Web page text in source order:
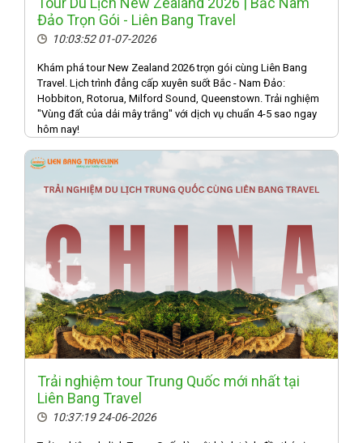
Đảo Trọn Gói - Liên Bang Travel
10:03:52 01-07-2026
Khám phá tour New Zealand 2026 trọn gói cùng Liên Bang
Travel. Lịch trình đẳng cấp xuyên suốt Bắc - Nam Đảo:
Hobbiton, Rotorua, Milford Sound, Queenstown. Trải nghiệm
"Vùng đất của dải mây trắng" với dịch vụ chuẩn 4-5 sao ngay
hôm nay!
Trải nghiệm tour Trung Quốc mới nhất tại
Liên Bang Travel
10:37:19 24-06-2026